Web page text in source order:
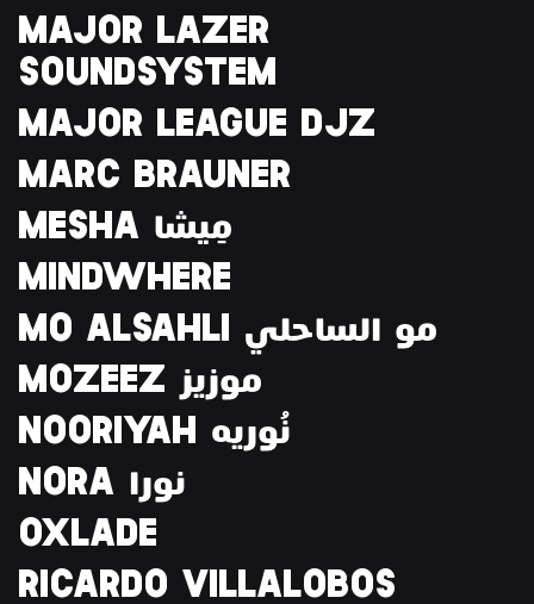
MAJOR LAZER
SOUNDSYSTEM
MAJOR LEAGUE DJZ
MARC BRAUNER
MESHA مِيشا
MINDWHERE
MO ALSAHLI مو الساحلي
MOZEEZ موزيز
NOORIYAH نُوريه
NORA نورا
OXLADE
RICARDO VILLALOBOS